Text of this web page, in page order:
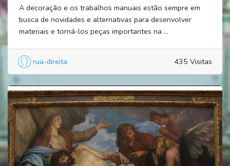
A decoração e os trabalhos manuais estão sempre em
busca de novidades e alternativas para desenvolver
materiais e torná-los peças importantes na ...
rua-direita 435 Visitas